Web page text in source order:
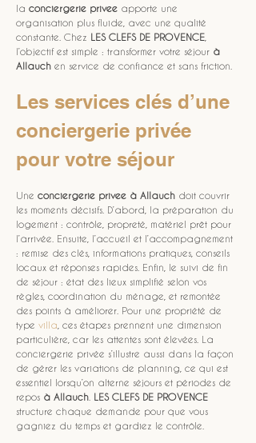
la conciergerie privee apporte une
organisation plus fluide, avec une qualité
constante. Chez LES CLEFS DE PROVENCE
l’objectif est simple : transformer votre séjour à
Allauch en service de confiance et sans friction.
Les services clés d’une
conciergerie privée
pour votre séjour
Une conciergerie privee à Allauch doit couvrir
les moments décisifs. D’abord, la préparation du
logement : contrôle, propreté, matériel prêt pour
l’arrivée. Ensuite, l’accueil et l’accompagnement
: remise des clés, informations pratiques, conseils
locaux et réponses rapides. Enfin, le suivi de fin
de séjour : état des lieux simplifié selon vos
règles, coordination du ménage, et remontée
des points à améliorer. Pour une propriété de
type villa , ces étapes prennent une dimension
particulière, car les attentes sont élevées. La
conciergerie privée s’illustre aussi dans la façon
de gérer les variations de planning, ce qui est
essentiel lorsqu’on alterne séjours et périodes de
repos à Allauch LES CLEFS DE PROVENCE
structure chaque demande pour que vous
gagniez du temps et gardiez le contrôle.